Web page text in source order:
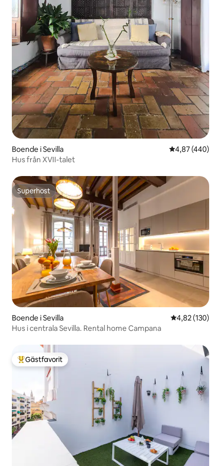
Boende i Sevilla 4,87 av 5 i
4,87 (440)
Hus från XVII-talet
Superhost
Superhost
Boende i Sevilla 4,82 av 5 i
4,82 (130)
Hus i centrala Sevilla. Rental home Campana
Populär gästfavorit
Gästfavorit